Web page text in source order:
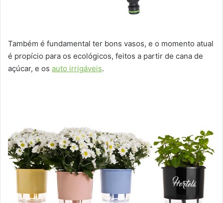
Também é fundamental ter bons vasos, e o momento atual
é propício para os ecológicos, feitos a partir de cana de
açúcar, e os auto irrigáveis.